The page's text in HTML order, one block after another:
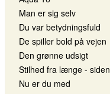
Man er sig selv
Du var betydningsfuld
De spiller bold på vejen
Den grønne udsigt
Stilhed fra længe - siden
Nu er du med